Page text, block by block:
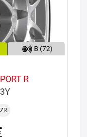
B (72)
R
ZR